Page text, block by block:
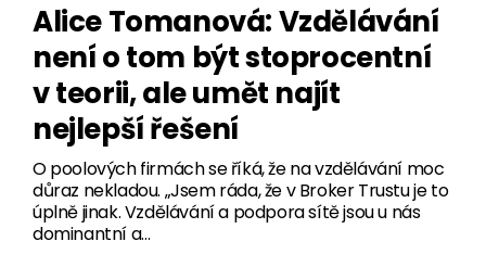
Alice Tomanová: Vzdělávání
není o tom být stoprocentní
v teorii, ale umět najít
nejlepší řešení
O poolových firmách se říká, že na vzdělávání moc
důraz nekladou. „Jsem ráda, že v Broker Trustu je to
úplně jinak. Vzdělávání a podpora sítě jsou u nás
dominantní a…